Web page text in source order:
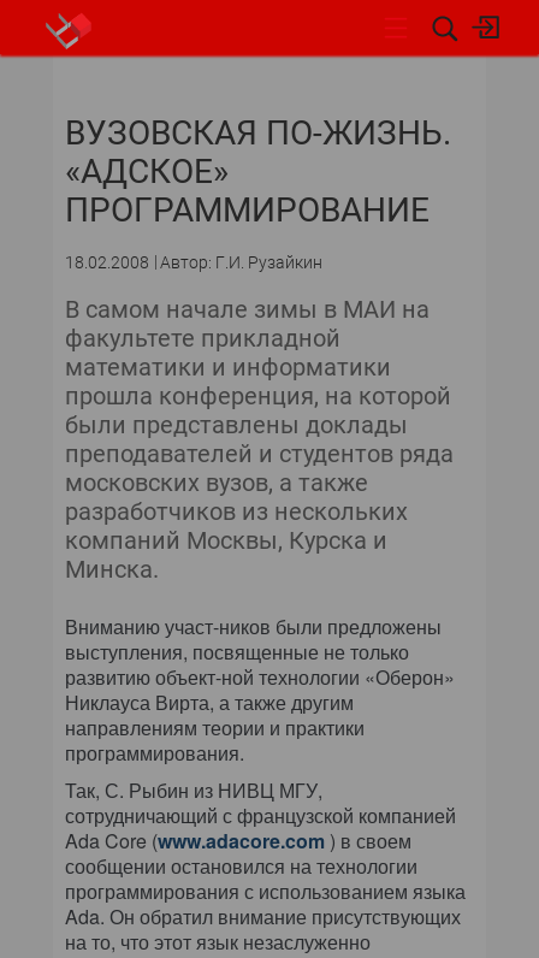
ВУЗОВСКАЯ ПО-ЖИЗНЬ.
«АДСКОЕ»
ПРОГРАММИРОВАНИЕ
18.02.2008 Автор: Г.И. Рузайкин
В самом начале зимы в МАИ на
факультете прикладной
математики и информатики
прошла конференция, на которой
были представлены доклады
преподавателей и студентов ряда
московских вузов, а также
разработчиков из нескольких
компаний Москвы, Курска и
Минска.
Вниманию участ-ников были предложены
выступления, посвященные не только
развитию объект-ной технологии «Оберон»
Никлауса Вирта, а также другим
направлениям теории и практики
программирования.
Так, С. Рыбин из НИВЦ МГУ,
сотрудничающий с французской компанией
Ada Core (www.adacore.com ) в своем
сообщении остановился на технологии
программирования с использованием языка
Ada. Он обратил внимание присутствующих
на то, что этот язык незаслуженно